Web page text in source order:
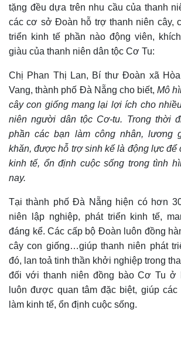
tặng đều dựa trên nhu cầu của thanh
các cơ sở Đoàn hỗ trợ thanh niên cây,
triển kinh tế phần nào động viên,
giàu của thanh niên dân tộc Cơ Tu:
Chị Phan Thị Lan, Bí thư Đoàn xã
Vang, thành phố Đà Nẵng cho biết,Mô
cây con giống mang lại lợi ích cho
niên người dân tộc Cơ-tu. Trong thời
phần các bạn làm công nhân, lương
khăn, được hỗ trợ sinh kế là động lực để
kinh tế, ổn định cuộc sống trong tình
nay.
Tại thành phố Đà Nẵng hiện có hơn
niên lập nghiệp, phát triển kinh tế,
đáng kể. Các cấp bộ Đoàn luôn đồng
cây con giống…giúp thanh niên phát
đó, lan toả tinh thần khởi nghiệp trong
đối với thanh niên đồng bào Cơ Tu ở
luôn được quan tâm đặc biệt, giúp
làm kinh tế, ổn định cuộc sống.